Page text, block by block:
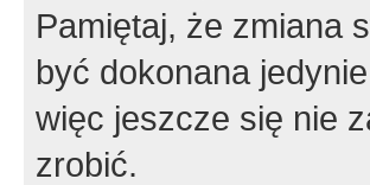
Pamiętaj, że zmiana
być dokonana
więc jeszcze się nie
zrobić.